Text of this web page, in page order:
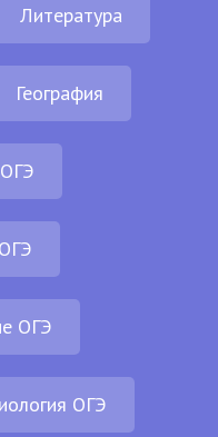
Литература
География
ОГЭ
ОГЭ